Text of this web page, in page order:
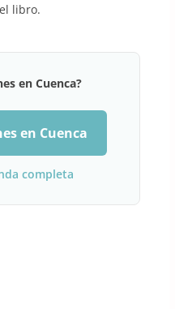
libro.
en Cuenca?
en Cuenca
completa